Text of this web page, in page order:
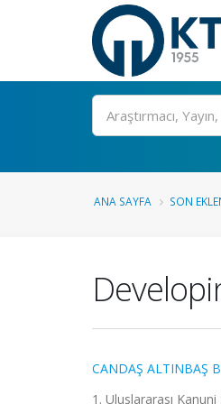
Ara
ANA SAYFA SON
CANDAŞ ALTINBAŞ
1. Uluslararası